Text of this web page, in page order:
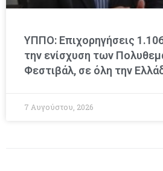
ΥΠΠΟ: Επιχορηγήσεις
την ενίσχυση των
Φεστιβάλ, σε όλη την
7 Αυγούστου, 2026